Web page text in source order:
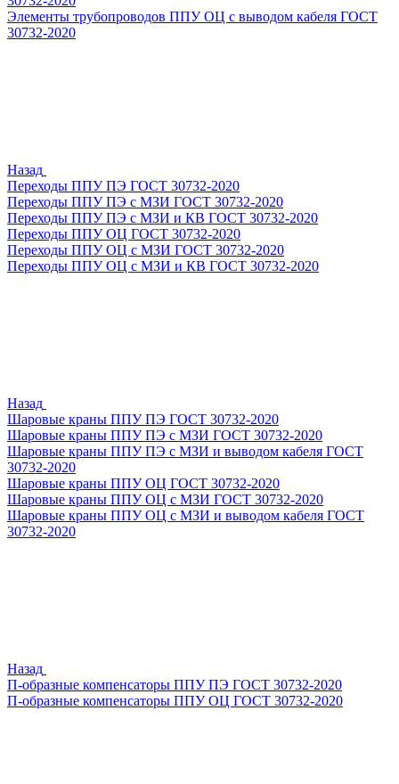
Элементы трубопроводов ППУ ОЦ с выводом кабеля ГОСТ
30732-2020
Назад
Переходы ППУ ПЭ ГОСТ 30732-2020
Переходы ППУ ПЭ с МЗИ ГОСТ 30732-2020
Переходы ППУ ПЭ с МЗИ и КВ ГОСТ 30732-2020
Переходы ППУ ОЦ ГОСТ 30732-2020
Переходы ППУ ОЦ с МЗИ ГОСТ 30732-2020
Переходы ППУ ОЦ с МЗИ и КВ ГОСТ 30732-2020
Назад
Шаровые краны ППУ ПЭ ГОСТ 30732-2020
Шаровые краны ППУ ПЭ с МЗИ ГОСТ 30732-2020
Шаровые краны ППУ ПЭ с МЗИ и выводом кабеля ГОСТ
30732-2020
Шаровые краны ППУ ОЦ ГОСТ 30732-2020
Шаровые краны ППУ ОЦ с МЗИ ГОСТ 30732-2020
Шаровые краны ППУ ОЦ с МЗИ и выводом кабеля ГОСТ
30732-2020
Назад
П-образные компенсаторы ППУ ПЭ ГОСТ 30732-2020
П-образные компенсаторы ППУ ОЦ ГОСТ 30732-2020